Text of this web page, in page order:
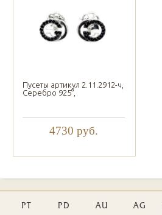
Пусеты артикул 2.11.2912-ч,
Серебро 925°,
4730 руб.
PT PD AU AG